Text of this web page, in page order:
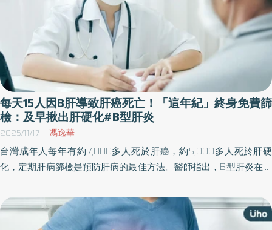
每天15人因B肝導致肝癌死亡！「這年紀」終身免費篩
檢：及早揪出肝硬化#B型肝炎
2025/11/17 馮逸華
台灣成年人每年有約7,000多人死於肝癌，約5,000多人死於肝硬
化，定期肝病篩檢是預防肝病的最佳方法。醫師指出，B型肝炎在所
沒有明顯症狀，呼籲民眾若為帶原者或是高風險族群，應穩定追蹤
與及時治療。